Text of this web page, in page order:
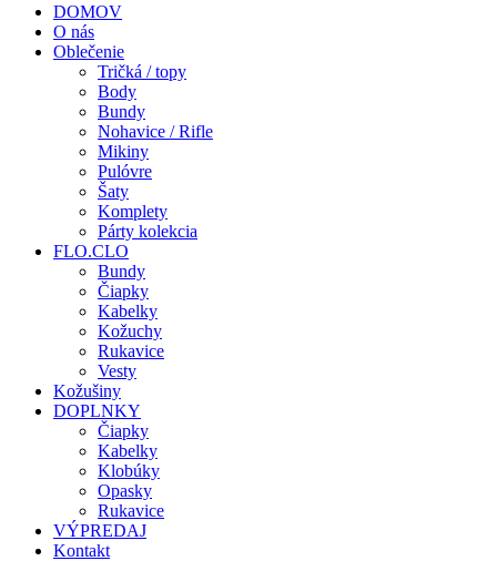
DOMOV
O nás
Oblečenie
Tričká / topy
Body
Bundy
Nohavice / Rifle
Mikiny
Pulóvre
Šaty
Komplety
Párty kolekcia
FLO.CLO
Bundy
Čiapky
Kabelky
Kožuchy
Rukavice
Vesty
Kožušiny
DOPLNKY
Čiapky
Kabelky
Klobúky
Opasky
Rukavice
VÝPREDAJ
Kontakt